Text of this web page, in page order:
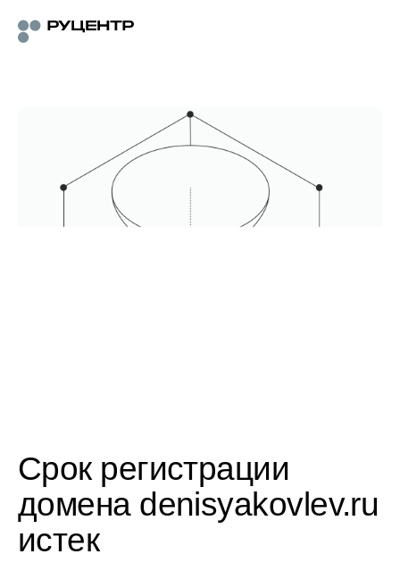
Срок регистрации
домена denisyakovlev.ru
истек